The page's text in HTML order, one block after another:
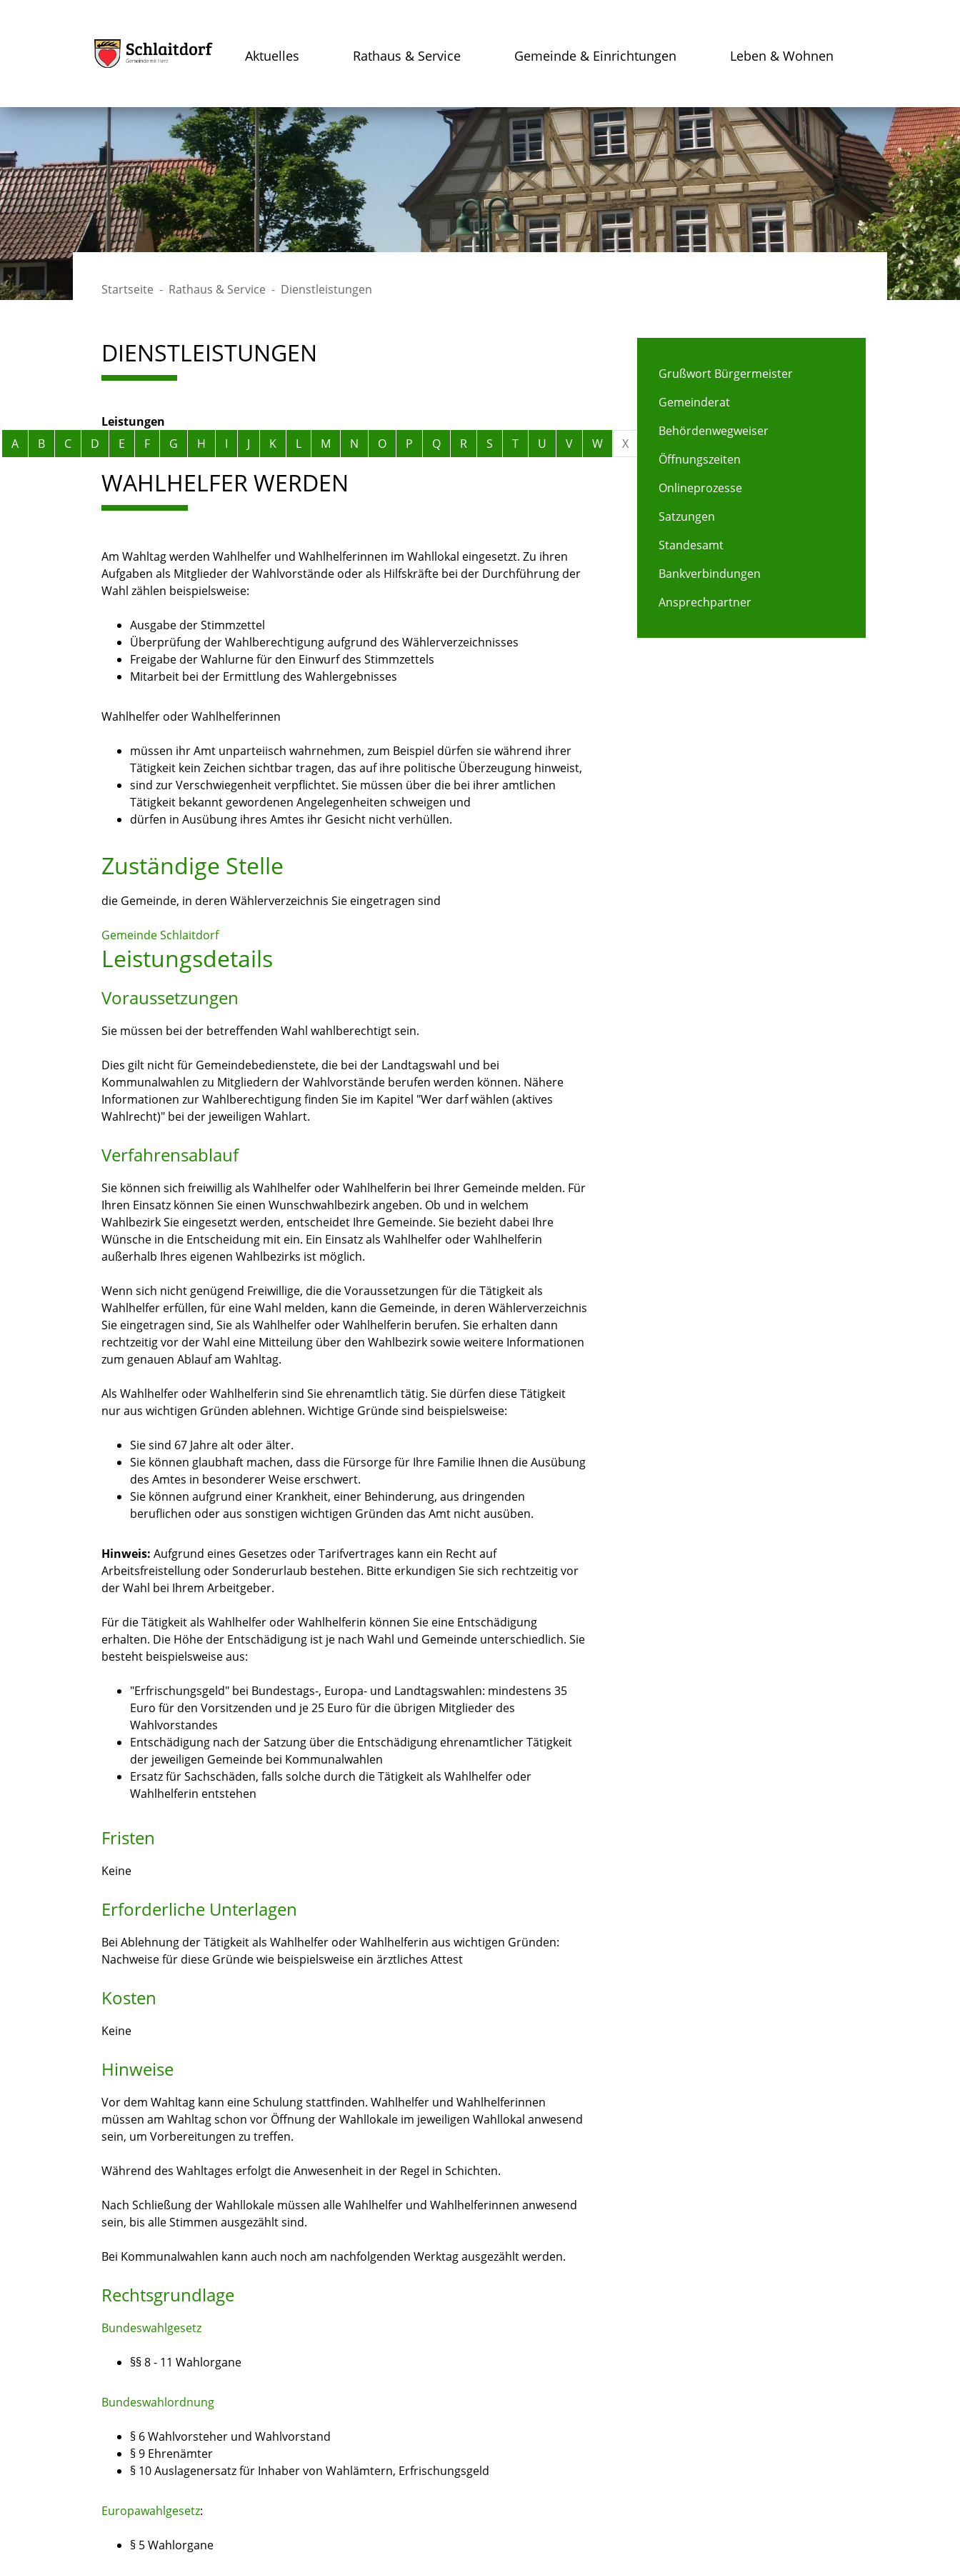
Aktuelles Rathaus & Service Gemeinde & Einrichtungen Leben & Wohnen
Startseite Rathaus & Service Dienstleistungen
DIENSTLEISTUNGEN
Leistungen
Alphabetisches Register überspringen
A B C D E F G H I J K L M N O P Q R S T U V W X
WAHLHELFER WERDEN
Am Wahltag werden Wahlhelfer und Wahlhelferinnen im Wahllokal eingesetzt. Zu ihren
Aufgaben als Mitglieder der Wahlvorstände oder als Hilfskräfte bei der Durchführung der
Wahl zählen beispielsweise:
Ausgabe der Stimmzettel
Überprüfung der Wahlberechtigung aufgrund des Wählerverzeichnisses
Freigabe der Wahlurne für den Einwurf des Stimmzettels
Mitarbeit bei der Ermittlung des Wahlergebnisses
Wahlhelfer oder Wahlhelferinnen
müssen ihr Amt unparteiisch wahrnehmen, zum Beispiel dürfen sie während ihrer
Tätigkeit kein Zeichen sichtbar tragen, das auf ihre politische Überzeugung hinweist,
sind zur Verschwiegenheit verpflichtet. Sie müssen über die bei ihrer amtlichen
Tätigkeit bekannt gewordenen Angelegenheiten schweigen und
dürfen in Ausübung ihres Amtes ihr Gesicht nicht verhüllen.
Zuständige Stelle
die Gemeinde, in deren Wählerverzeichnis Sie eingetragen sind
Gemeinde Schlaitdorf
Leistungsdetails
Voraussetzungen
Sie müssen bei der betreffenden Wahl wahlberechtigt sein.
Dies gilt nicht für Gemeindebedienstete, die bei der Landtagswahl und bei
Kommunalwahlen zu Mitgliedern der Wahlvorstände berufen werden können. Nähere
Informationen zur Wahlberechtigung finden Sie im Kapitel "Wer darf wählen (aktives
Wahlrecht)" bei der jeweiligen Wahlart.
Verfahrensablauf
Sie können sich freiwillig als Wahlhelfer oder Wahlhelferin bei Ihrer Gemeinde melden. Für
Ihren Einsatz können Sie einen Wunschwahlbezirk angeben. Ob und in welchem
Wahlbezirk Sie eingesetzt werden, entscheidet Ihre Gemeinde. Sie bezieht dabei Ihre
Wünsche in die Entscheidung mit ein. Ein Einsatz als Wahlhelfer oder Wahlhelferin
außerhalb Ihres eigenen Wahlbezirks ist möglich.
Wenn sich nicht genügend Freiwillige, die die Voraussetzungen für die Tätigkeit als
Wahlhelfer erfüllen, für eine Wahl melden, kann die Gemeinde, in deren Wählerverzeichnis
Sie eingetragen sind, Sie als Wahlhelfer oder Wahlhelferin berufen. Sie erhalten dann
rechtzeitig vor der Wahl eine Mitteilung über den Wahlbezirk sowie weitere Informationen
zum genauen Ablauf am Wahltag.
Als Wahlhelfer oder Wahlhelferin sind Sie ehrenamtlich tätig. Sie dürfen diese Tätigkeit
nur aus wichtigen Gründen ablehnen. Wichtige Gründe sind beispielsweise:
Sie sind 67 Jahre alt oder älter.
Sie können glaubhaft machen, dass die Fürsorge für Ihre Familie Ihnen die Ausübung
des Amtes in besonderer Weise erschwert.
Sie können aufgrund einer Krankheit, einer Behinderung, aus dringenden
beruflichen oder aus sonstigen wichtigen Gründen das Amt nicht ausüben.
Hinweis: Aufgrund eines Gesetzes oder Tarifvertrages kann ein Recht auf
Arbeitsfreistellung oder Sonderurlaub bestehen. Bitte erkundigen Sie sich rechtzeitig vor
der Wahl bei Ihrem Arbeitgeber.
Für die Tätigkeit als Wahlhelfer oder Wahlhelferin können Sie eine Entschädigung
erhalten. Die Höhe der Entschädigung ist je nach Wahl und Gemeinde unterschiedlich. Sie
besteht beispielsweise aus:
"Erfrischungsgeld" bei Bundestags-, Europa- und Landtagswahlen: mindestens 35
Euro für den Vorsitzenden und je 25 Euro für die übrigen Mitglieder des
Wahlvorstandes
Entschädigung nach der Satzung über die Entschädigung ehrenamtlicher Tätigkeit
der jeweiligen Gemeinde bei Kommunalwahlen
Ersatz für Sachschäden, falls solche durch die Tätigkeit als Wahlhelfer oder
Wahlhelferin entstehen
Fristen
Keine
Erforderliche Unterlagen
Bei Ablehnung der Tätigkeit als Wahlhelfer oder Wahlhelferin aus wichtigen Gründen:
Nachweise für diese Gründe wie beispielsweise ein ärztliches Attest
Kosten
Keine
Hinweise
Vor dem Wahltag kann eine Schulung stattfinden. Wahlhelfer und Wahlhelferinnen
müssen am Wahltag schon vor Öffnung der Wahllokale im jeweiligen Wahllokal anwesend
sein, um Vorbereitungen zu treffen.
Während des Wahltages erfolgt die Anwesenheit in der Regel in Schichten.
Nach Schließung der Wahllokale müssen alle Wahlhelfer und Wahlhelferinnen anwesend
sein, bis alle Stimmen ausgezählt sind.
Bei Kommunalwahlen kann auch noch am nachfolgenden Werktag ausgezählt werden.
Rechtsgrundlage
Bundeswahlgesetz
§§ 8 - 11 Wahlorgane
Bundeswahlordnung
§ 6 Wahlvorsteher und Wahlvorstand
§ 9 Ehrenämter
§ 10 Auslagenersatz für Inhaber von Wahlämtern, Erfrischungsgeld
Europawahlgesetz:
§ 5 Wahlorgane
Grußwort Bürgermeister
Gemeinderat
Behördenwegweiser
Öffnungszeiten
Onlineprozesse
Satzungen
Standesamt
Bankverbindungen
Ansprechpartner